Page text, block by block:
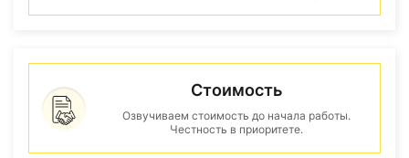
Стоимость
Озвучиваем стоимость до начала работы.
Честность в приоритете.